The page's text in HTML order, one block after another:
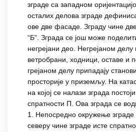
зграде са западном
осталих делова зграде
ове две фасаде. Зграду чине
“Б”. Зграда се још може
негрејани део. Негрејаном делу
ветробрани, ходници, оставе и
грејаном делу припадају
просторије у приземљу. На
на којој се налази зграда
спратности П. Ова зграда се
1. Непосредно окружење зграде
северу чине зграде исте